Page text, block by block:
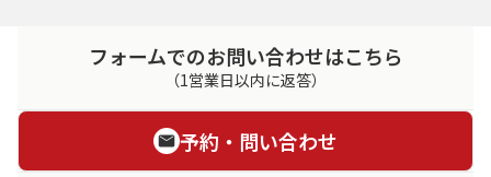
フォームでのお問い合わせはこちら
（1営業日以内に返答）
予約・問い合わせ